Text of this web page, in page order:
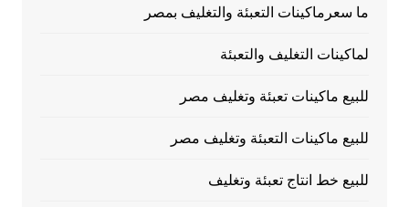
ما سعرماكينات التعبئة والتغليف بمصر
لماكينات التغليف والتعبئة
للبيع ماكينات تعبئة وتغليف مصر
للبيع ماكينات التعبئة وتغليف مصر
للبيع خط انتاج تعبئة وتغليف